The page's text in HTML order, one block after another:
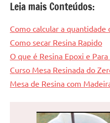
Leia mais Conteúdos:
Como calcular a quantidade
Como secar Resina Rapido
O que é Resina Epoxi e
Curso Mesa Resinada do
Mesa de Resina com